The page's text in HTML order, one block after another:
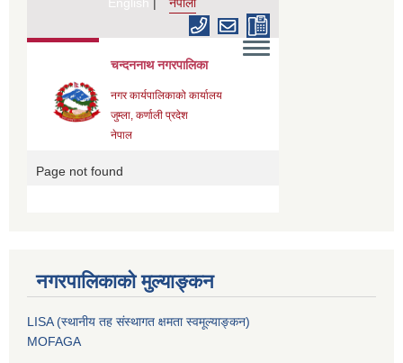
नगरपालिकाको मुल्याङ्कन
LISA (स्थानीय तह संस्थागत क्षमता स्वमूल्याङ्कन)
MOFAGA